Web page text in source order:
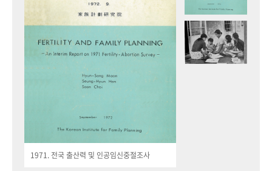
1971. 전국 출산력 및 인공임신중절조사